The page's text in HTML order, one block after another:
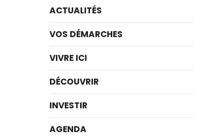
ACTUALITÉS
VOS DÉMARCHES
VIVRE ICI
DÉCOUVRIR
INVESTIR
AGENDA